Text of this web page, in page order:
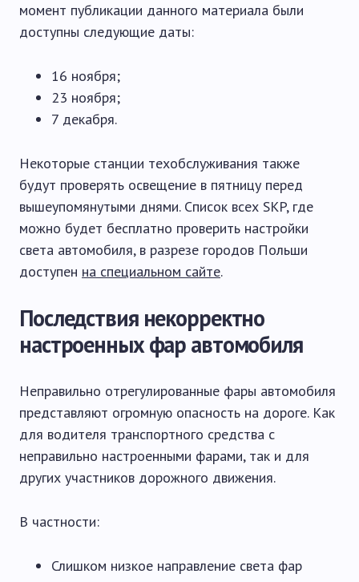
момент публикации данного материала были
доступны следующие даты:
16 ноября;
23 ноября;
7 декабря.
Некоторые станции техобслуживания также
будут проверять освещение в пятницу перед
вышеупомянутыми днями. Список всех SKP, где
можно будет бесплатно проверить настройки
света автомобиля, в разрезе городов Польши
доступен на специальном сайте.
Последствия некорректно
настроенных фар автомобиля
Неправильно отрегулированные фары автомобиля
представляют огромную опасность на дороге. Как
для водителя транспортного средства с
неправильно настроенными фарами, так и для
других участников дорожного движения.
В частности:
Слишком низкое направление света фар